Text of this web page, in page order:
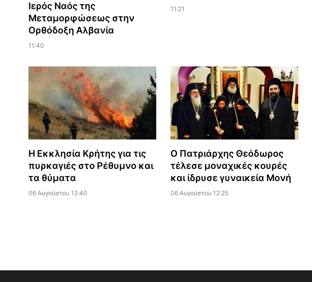
Ιερός Ναός της
Μεταμορφώσεως στην
Ορθόδοξη Αλβανία
11:40
11:21
Η Εκκλησία Κρήτης για τις
πυρκαγιές στο Ρέθυμνο και
τα θύματα
06 Αυγούστου 12:40
Ο Πατριάρχης Θεόδωρος
τέλεσε μοναχικές κουρές
και ίδρυσε γυναικεία Μονή
06 Αυγούστου 12:25